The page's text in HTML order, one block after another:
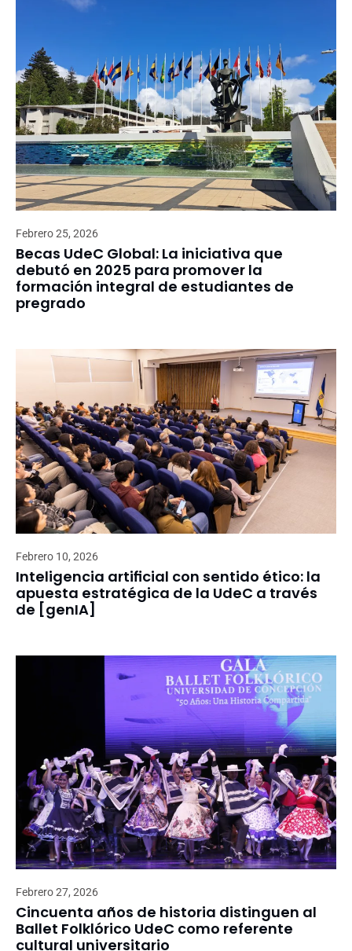
Febrero 25, 2026
Becas UdeC Global: La iniciativa que
debutó en 2025 para promover la
formación integral de estudiantes de
pregrado
Febrero 10, 2026
Inteligencia artificial con sentido ético: la
apuesta estratégica de la UdeC a través
de [genIA]
Febrero 27, 2026
Cincuenta años de historia distinguen al
Ballet Folklórico UdeC como referente
cultural universitario